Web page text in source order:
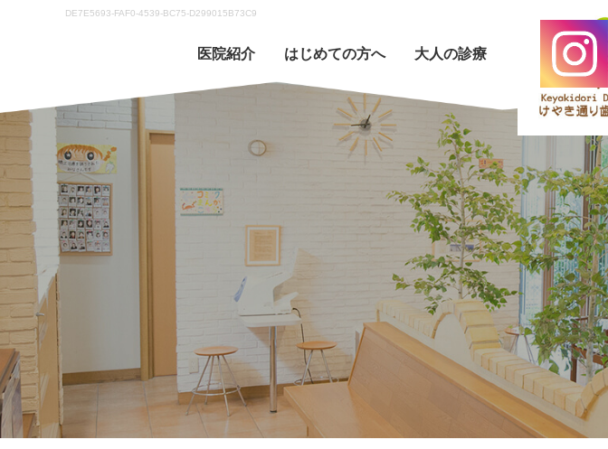
DE7E5693-FAF0-4539-BC75-D299015B73C9
医院紹介 はじめての方へ 大人の診療